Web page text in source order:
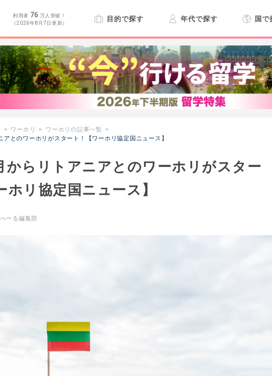
利用者 76 万人突破！
（2026年8月7日更新）
目的で探す 年代で探す 国で
ワーホリ
ワーホリの記事一覧
とのワーホリがスタート！【ワーホリ協定国ニュース】
からリトアニアとのワーホリがスター
ホリ協定国ニュース】
ーる編集部